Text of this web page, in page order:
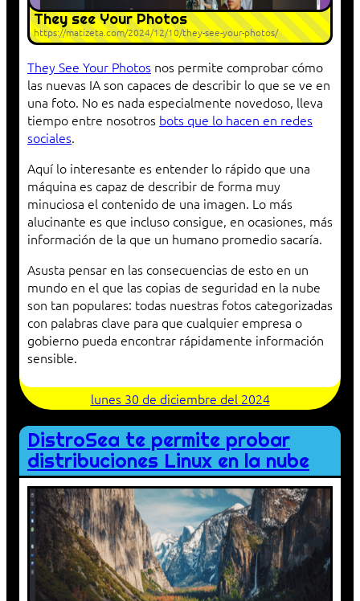
They see Your Photos
https://matizeta.com/2024/12/10/they-see-your-photos/
They See Your Photos nos permite comprobar cómo
las nuevas IA son capaces de describir lo que se ve en
una foto. No es nada especialmente novedoso, lleva
tiempo entre nosotros bots que lo hacen en redes
sociales.
Aquí lo interesante es entender lo rápido que una
máquina es capaz de describir de forma muy
minuciosa el contenido de una imagen. Lo más
alucinante es que incluso consigue, en ocasiones, más
información de la que un humano promedio sacaría.
Asusta pensar en las consecuencias de esto en un
mundo en el que las copias de seguridad en la nube
son tan populares: todas nuestras fotos categorizadas
con palabras clave para que cualquier empresa o
gobierno pueda encontrar rápidamente información
sensible.
lunes 30 de diciembre del 2024
DistroSea te permite probar
distribuciones Linux en la nube